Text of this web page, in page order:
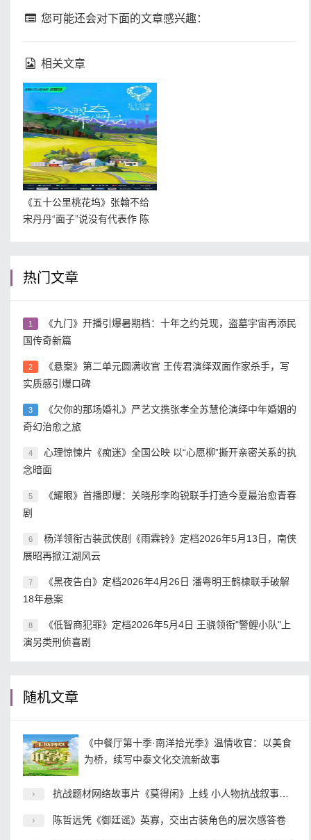
您可能还会对下面的文章感兴趣：
相关文章
《五十公里桃花坞》张翰不给
宋丹丹“面子”说没有代表作 陈
热门文章
1
《九门》开播引爆暑期档：十年之约兑现，盗墓宇宙再添民
国传奇新篇
2
《悬案》第二单元圆满收官 王传君演绎双面作家杀手，写
实质感引爆口碑
3
《欠你的那场婚礼》严艺文携张孝全苏慧伦演绎中年婚姻的
奇幻治愈之旅
4
心理惊悚片《痴迷》全国公映 以“心愿柳”撕开亲密关系的执
念暗面
5
《耀眼》首播即爆：关晓彤李昀锐联手打造今夏最治愈青春
剧
6
杨洋领衔古装武侠剧《雨霖铃》定档2026年5月13日，南侠
展昭再掀江湖风云
7
《黑夜告白》定档2026年4月26日 潘粤明王鹤棣联手破解
18年悬案
8
《低智商犯罪》定档2026年5月4日 王骁领衔"警鲤小队"上
演另类刑侦喜剧
随机文章
《中餐厅第十季·南洋拾光季》温情收官：以美食
为桥，续写中泰文化交流新故事
抗战题材网络故事片《莫得闲》上线 小人物抗战叙事开辟内容新赛道
陈哲远凭《御廷谣》英寡，交出古装角色的层次感答卷